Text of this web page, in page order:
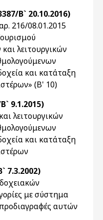
Β` 20.10.2016)
216/08.01.2015
λειτουργικών
και κατάταξη
(Β' 10)
9.1.2015)
λειτουργικών
και κατάταξη
7.3.2002)
με σύστημα
αυτών